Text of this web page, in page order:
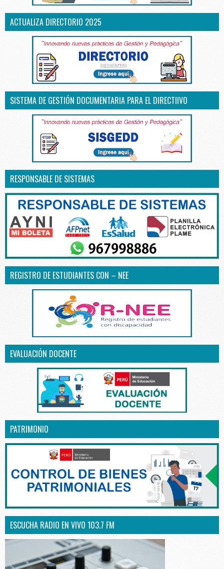
ACTUALIZA DIRECTORIO 2025
SISTEMA DE GESTIÓN DOCUMENTARIA PARA EL DIRECTIIVO
RESPONSABLE DE SISTEMAS
REGISTRO DE ESTUDIANTES CON – NEE
EVALUACIÓN DOCENTE
PATRIMONIO
ESCUCHA RADIO EN VIVO 103.7 FM